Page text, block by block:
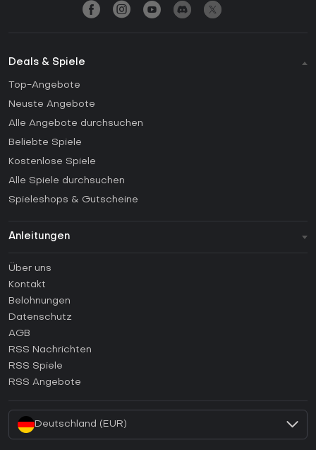
Deals & Spiele
Top-Angebote
Neuste Angebote
Alle Angebote durchsuchen
Beliebte Spiele
Kostenlose Spiele
Alle Spiele durchsuchen
Spieleshops & Gutscheine
Anleitungen
Anleitungen
Wie aktiviert man einen Steam CD Key?
Wie aktiviert man einen Epic Games CD Key?
Wie aktiviert man einen GOG CD Key?
Wie aktiviert man einen Ubisoft Connect CD Key?
Über uns
Kontakt
Belohnungen
Datenschutz
AGB
RSS Nachrichten
RSS Spiele
RSS Angebote
Deutschland (EUR)